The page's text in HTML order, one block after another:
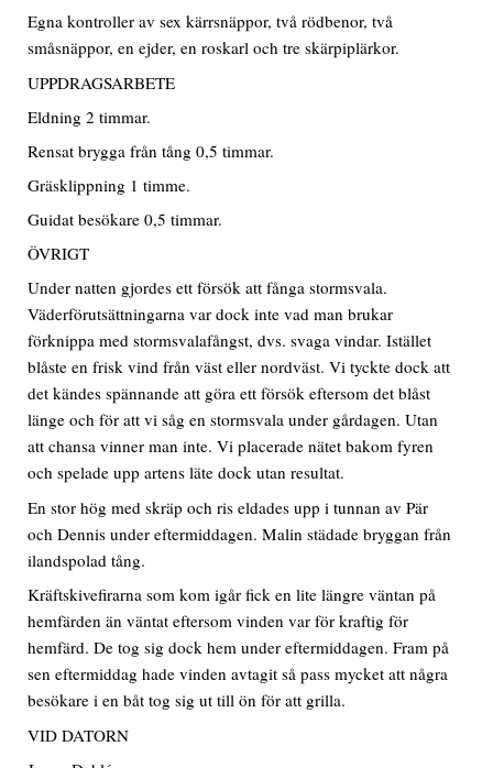
Egna kontroller av sex kärrsnäppor, två rödbenor, två
småsnäppor, en ejder, en roskarl och tre skärpiplärkor.
UPPDRAGSARBETE
Eldning 2 timmar.
Rensat brygga från tång 0,5 timmar.
Gräsklippning 1 timme.
Guidat besökare 0,5 timmar.
ÖVRIGT
Under natten gjordes ett försök att fånga stormsvala.
Väderförutsättningarna var dock inte vad man brukar
förknippa med stormsvalafångst, dvs. svaga vindar. Istället
blåste en frisk vind från väst eller nordväst. Vi tyckte dock att
det kändes spännande att göra ett försök eftersom det blåst
länge och för att vi såg en stormsvala under gårdagen. Utan
att chansa vinner man inte. Vi placerade nätet bakom fyren
och spelade upp artens läte dock utan resultat.
En stor hög med skräp och ris eldades upp i tunnan av Pär
och Dennis under eftermiddagen. Malin städade bryggan från
ilandspolad tång.
Kräftskivefirarna som kom igår fick en lite längre väntan på
hemfärden än väntat eftersom vinden var för kraftig för
hemfärd. De tog sig dock hem under eftermiddagen. Fram på
sen eftermiddag hade vinden avtagit så pass mycket att några
besökare i en båt tog sig ut till ön för att grilla.
VID DATORN